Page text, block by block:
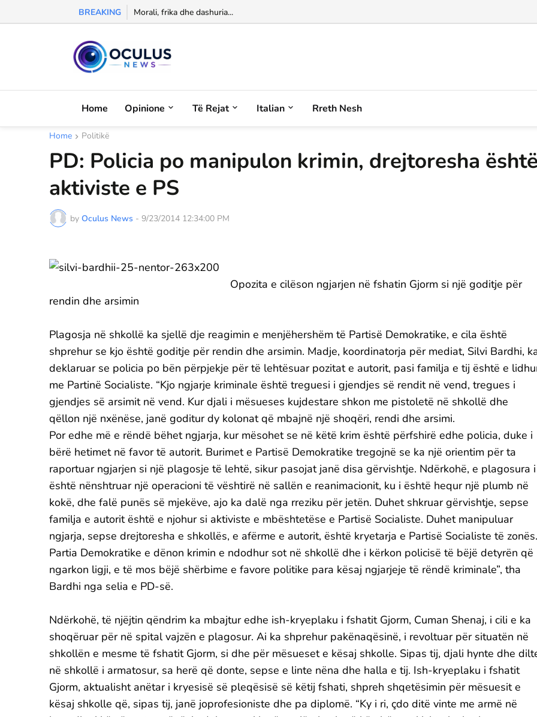
BREAKING Morali, frika dhe dashuria...
Home Opinione Të Rejat Italian Rreth Nesh
Home Politikë
PD: Policia po manipulon krimin, drejtoresha
aktiviste e PS
by Oculus News - 9/23/2014 12:34:00 PM
Opozita e cilëson ngjarjen në fshatin Gjorm si një goditje për
rendin dhe arsimin
Plagosja në shkollë ka sjellë dje reagimin e menjëhershëm të Partisë Demokratike, e cila është
shprehur se kjo është goditje për rendin dhe arsimin. Madje, koordinatorja për mediat, Silvi Bardhi,
deklaruar se policia po bën përpjekje për të lehtësuar pozitat e autorit, pasi familja e tij është e
me Partinë Socialiste. “Kjo ngjarje kriminale është treguesi i gjendjes së rendit në vend, tregues i
gjendjes së arsimit në vend. Kur djali i mësueses kujdestare shkon me pistoletë në shkollë dhe
qëllon një nxënëse, janë goditur dy kolonat që mbajnë një shoqëri, rendi dhe arsimi.
Por edhe më e rëndë bëhet ngjarja, kur mësohet se në këtë krim është përfshirë edhe policia, duke i
bërë hetimet në favor të autorit. Burimet e Partisë Demokratike tregojnë se ka një orientim për ta
raportuar ngjarjen si një plagosje të lehtë, sikur pasojat janë disa gërvishtje. Ndërkohë, e plagosura i
është nënshtruar një operacioni të vështirë në sallën e reanimacionit, ku i është hequr një plumb në
kokë, dhe falë punës së mjekëve, ajo ka dalë nga rreziku për jetën. Duhet shkruar gërvishtje, sepse
familja e autorit është e njohur si aktiviste e mbështetëse e Partisë Socialiste. Duhet manipuluar
ngjarja, sepse drejtoresha e shkollës, e afërme e autorit, është kryetarja e Partisë Socialiste të zonës.
Partia Demokratike e dënon krimin e ndodhur sot në shkollë dhe i kërkon policisë të bëjë detyrën që
ngarkon ligji, e të mos bëjë shërbime e favore politike para kësaj ngjarjeje të rëndë kriminale”, tha
Bardhi nga selia e PD-së.
Ndërkohë, të njëjtin qëndrim ka mbajtur edhe ish-kryeplaku i fshatit Gjorm, Cuman Shenaj, i cili e ka
shoqëruar për në spital vajzën e plagosur. Ai ka shprehur pakënaqësinë, i revoltuar për situatën në
shkollën e mesme të fshatit Gjorm, si dhe për mësueset e kësaj shkolle. Sipas tij, djali hynte dhe
në shkollë i armatosur, sa herë që donte, sepse e linte nëna dhe halla e tij. Ish-kryeplaku i fshatit
Gjorm, aktualisht anëtar i kryesisë së pleqësisë së këtij fshati, shpreh shqetësimin për mësuesit e
kësaj shkolle që, sipas tij, janë joprofesioniste dhe pa diplomë. “Ky i ri, çdo ditë vinte me armë në